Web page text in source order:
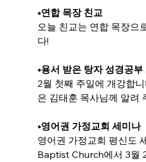
•연합 목장 친교
오늘 친교는 연합 목장으
다!
•용서 받은 탕자 성경공부
2월 첫째 주일에 개강합
은 김태훈 목사님께 알려
•영어권 가정교회 세미나
영어권 가정교회 평신도
Baptist Church에서 3월